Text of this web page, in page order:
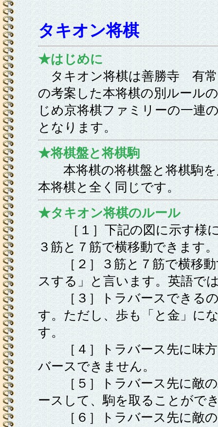
タキオン将棋
★はじめに
タキオン将棋は善勝寺 有
の考案した本将棋の別ルール
じめ京将棋ファミリーの一連
となります。
★将棋盤と将棋駒
本将棋の将棋盤と将棋駒を
本将棋と全く同じです。
★タキオン将棋のルール
［１］下記の図に示す様に
３筋と７筋で横移動できます。
［２］３筋と７筋で横移動
スする」と言います。英語
［３］トラバースできるの
す。ただし、歩も「と金」に
す。
［４］トラバース先に味方
バースできません。
［５］トラバース先に敵の
ースして、駒を取ることがで
［６］トラバース先に敵の